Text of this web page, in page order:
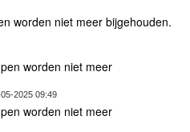
worden niet meer bijgehouden.
worden niet meer
2025 09:49
worden niet meer